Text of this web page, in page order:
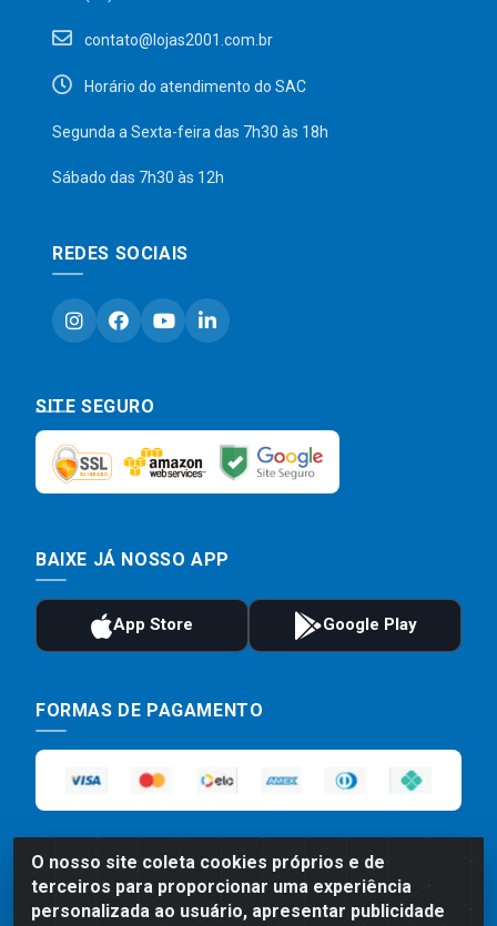
O nosso site coleta cookies próprios e de
terceiros para proporcionar uma experiência
personalizada ao usuário, apresentar publicidade
contato@lojas2001.com.br
Horário do atendimento do SAC
Segunda a Sexta-feira das 7h30 às 18h
Sábado das 7h30 às 12h
REDES SOCIAIS
SITE SEGURO
BAIXE JÁ NOSSO APP
FORMAS DE PAGAMENTO